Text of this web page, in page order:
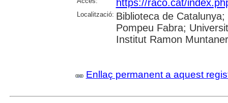
https://raco.cat/
Localització: Biblioteca de
Pompeu Fabra;
Institut Ramon Muntaner
Enllaç permanent a aquest